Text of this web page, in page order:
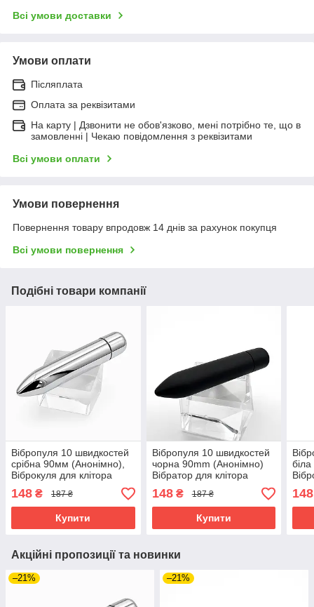
Всі умови доставки
Умови оплати
Післяплата
Оплата за реквізитами
На карту | Дзвонити не обов'язково, мені потрібно те, що в
замовленні | Чекаю повідомлення з реквізитами
Всі умови оплати
Умови повернення
Повернення товару впродовж 14 днів за рахунок покупця
Всі умови повернення
Подібні товари компанії
Вібропуля 10 швидкостей
срібна 90мм (Анонімно),
Віброкуля для клітора
148 ₴ 187 ₴
Купити
Вібропуля 10 швидкостей
чорна 90mm (Анонімно)
Вібратор для клітора
148₴ 187 ₴
Купити
148
Акційні пропозиції та новинки
–21% –21%